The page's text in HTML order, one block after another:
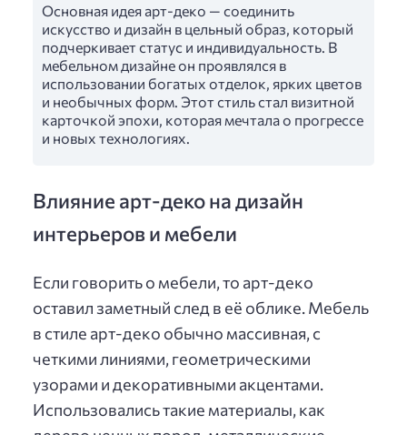
Основная идея арт-деко — соединить
искусство и дизайн в цельный образ, который
подчеркивает статус и индивидуальность. В
мебельном дизайне он проявлялся в
использовании богатых отделок, ярких цветов
и необычных форм. Этот стиль стал визитной
карточкой эпохи, которая мечтала о прогрессе
и новых технологиях.
Влияние арт-деко на дизайн
интерьеров и мебели
Если говорить о мебели, то арт-деко
оставил заметный след в её облике. Мебель
в стиле арт-деко обычно массивная, с
четкими линиями, геометрическими
узорами и декоративными акцентами.
Использовались такие материалы, как